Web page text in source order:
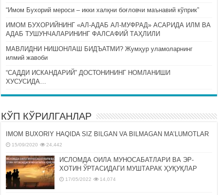
“Имом Бухорий мероси – икки халқни боғловчи маънавий кўприк”
ИМОМ БУХОРИЙНИНГ «АЛ-АДАБ АЛ-МУФРАД» АСАРИДА ИЛМ ВА
АДАБ ТУШУНЧАЛАРИНИНГ ФАЛСАФИЙ ТАҲЛИЛИ
МАВЛИДНИ НИШОНЛАШ БИДЪАТМИ? Жумҳур уламоларнинг
илмий жавоби
“САДДИ ИСКАНДАРИЙ” ДОСТОНИНИНГ НОМЛАНИШИ
ХУСУСИДА…
КЎП КЎРИЛГАНЛАР
IMOM BUXORIY HAQIDA SIZ BILGAN VA BILMAGAN MA’LUMOTLAR
15/09/2020 24,442
ИСЛОМДА ОИЛА МУНОСАБАТЛАРИ ВА ЭР-
ХОТИН ЎРТАСИДАГИ МУШТАРАК ҲУҚУҚЛАР
17/05/2022 14,074